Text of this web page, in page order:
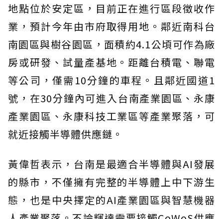
地點位於安定區，目前正在進行區段徵收作
業，預計今年由市府取得用地。鄰近南科台
南園區與樹谷園區，面積約4.1公頃可作為廠
房或研發、試量產基地。距離台積電、聯電
等公司，僅需10分鐘的車程。且鄰近國道1
號，在30分鐘內可進入台南產業園區、永康
產業園區、永康科技工業區等產業聚落，可
就近接觸半導體供應鏈。
黃偉哲表示，台南是最適合半導體與AI發展
的縣市，不僅擁有完整的半導體上中下游生
態，也是中央擇定的AI產業園區與智慧機器